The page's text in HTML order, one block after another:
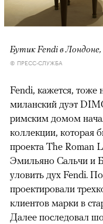
Бутик Fendi в
© ПРЕСС-СЛУЖБА
Fendi, кажется,
миланский дуэт
римским домом
коллекции, которая
проекта The Roman
Эмильяно Сальчи и
уловить дух Fendi.
проектировали
клиентов марки в
Далее последовал